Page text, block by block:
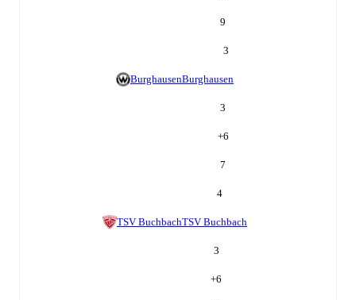
9
3
BurghausenBurghausen
3
+6
7
4
TSV BuchbachTSV Buchbach
3
+6